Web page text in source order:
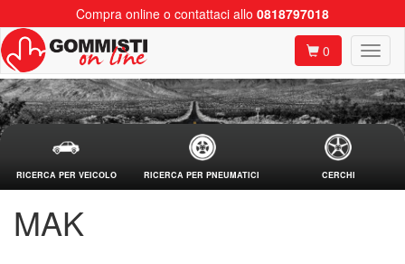
Compra online o contattaci allo 0818797018
0
RICERCA PER VEICOLO RICERCA PER PNEUMATICI CERCHI
MAK